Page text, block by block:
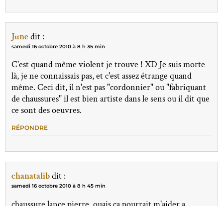
Junedit :
samedi 16 octobre 2010 à 8 h 35 min
C'est quand même violent je trouve ! XD Je suis morte
là, je ne connaissais pas, et c'est assez étrange quand
même. Ceci dit, il n'est pas "cordonnier" ou "fabriquant
de chaussures" il est bien artiste dans le sens ou il dit que
ce sont des oeuvres.
RÉPONDRE
chanatalibdit :
samedi 16 octobre 2010 à 8 h 45 min